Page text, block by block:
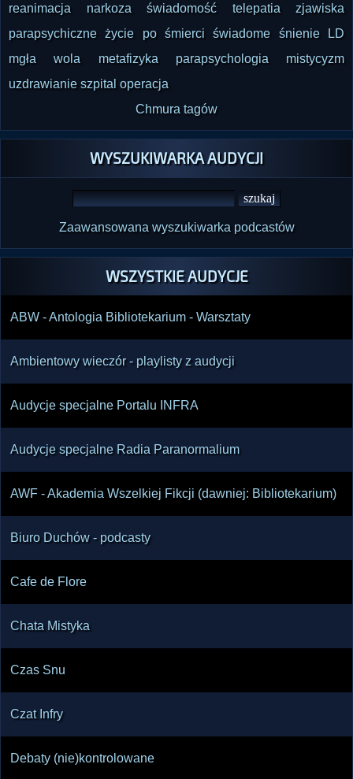
reanimacja
narkoza świadomość telepatia
zjawiska
parapsychiczne
życie po śmierci świadome śnienie
LD
mgła
wola metafizyka parapsychologia
mistycyzm
uzdrawianie szpital operacja
Chmura tagów
WYSZUKIWARKA AUDYCJI
Zaawansowana wyszukiwarka podcastów
WSZYSTKIE AUDYCJE
ABW - Antologia Bibliotekarium - Warsztaty
Ambientowy wieczór - playlisty z audycji
Audycje specjalne Portalu INFRA
Audycje specjalne Radia Paranormalium
AWF - Akademia Wszelkiej Fikcji (dawniej: Bibliotekarium)
Biuro Duchów - podcasty
Cafe de Flore
Chata Mistyka
Czas Snu
Czat Infry
Debaty (nie)kontrolowane